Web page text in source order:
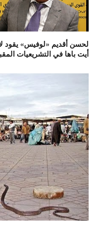
لحسن أقديم «لوفيس» يقود
أيت باها في التشريعيات